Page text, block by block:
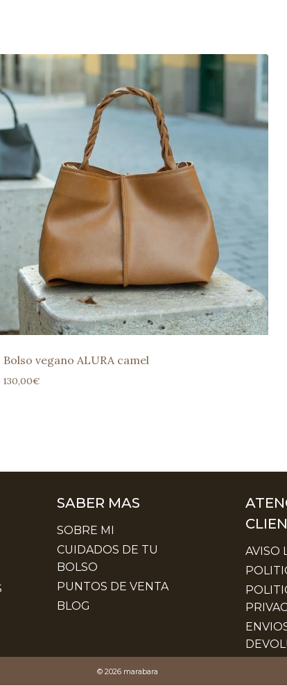
Bolso vegano ALURA camel
130,00€
SABER MAS
SOBRE MI
CUIDADOS DE TU
BOLSO
PUNTOS DE VENTA
BLOG
AVISO
© 2026 marabara